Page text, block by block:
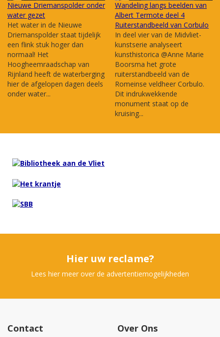
Nieuwe Driemanspolder onder
water gezet
Het water in de Nieuwe
Driemanspolder staat tijdelijk
een flink stuk hoger dan
normaal! Het
Hoogheemraadschap van
Rijnland heeft de waterberging
hier de afgelopen dagen deels
onder water...
Wandeling langs beelden van
Albert Termote deel 4
Ruiterstandbeeld van Corbulo
In deel vier van de Midvliet-
kunstserie analyseert
kunsthistorica @Anne Marie
Boorsma het grote
ruiterstandbeeld van de
Romeinse veldheer Corbulo.
Dit indrukwekkende
monument staat op de
kruising...
Hier uw reclame?
Lees hier meer over de advertentiemogelijkheden
Contact Over Ons